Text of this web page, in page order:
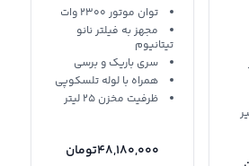
Hitachi Vacuum Cleaner
توان موتور 2300 وات
مجهز به فیلتر نانو
تیتانیوم
سری باریک و برسی
همراه با لوله تلسکوپی
ظرفیت مخزن 25 لیتر
48,180,000تومان